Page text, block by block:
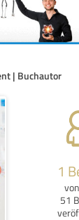
| Buchautor
1
51